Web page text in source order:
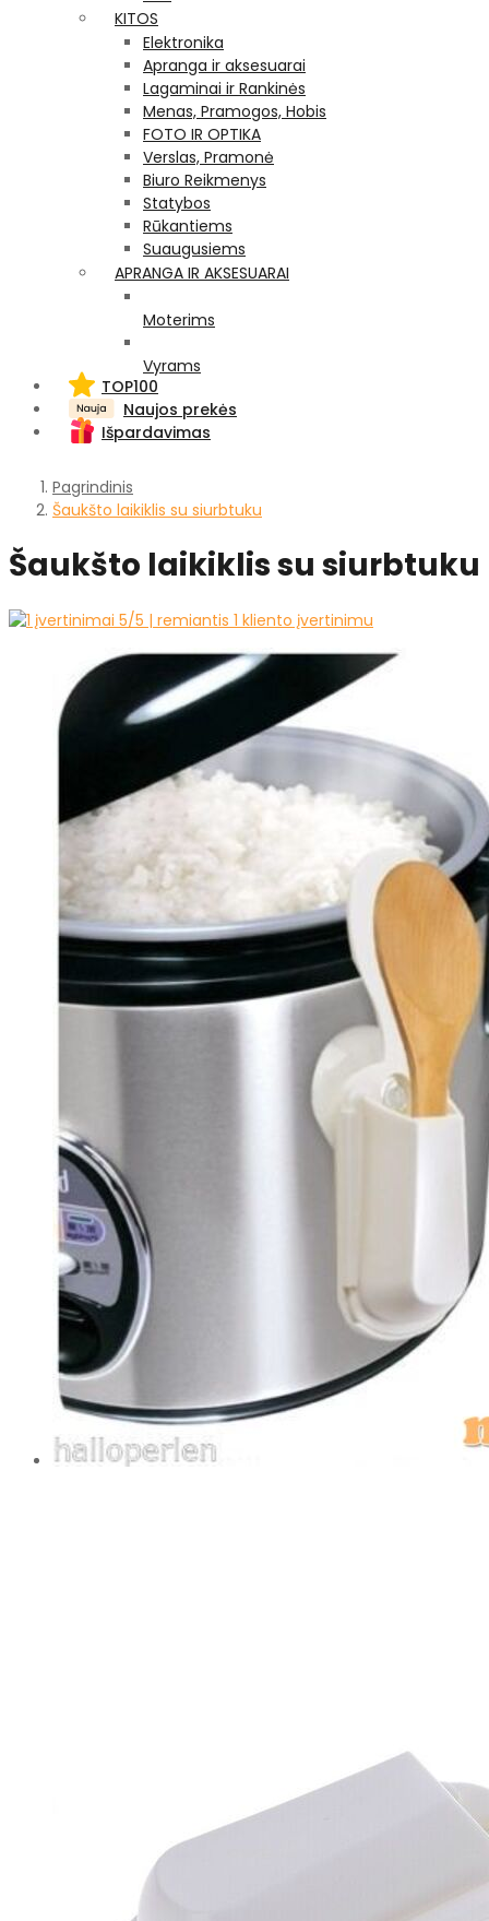
KITOS
Elektronika
Apranga ir aksesuarai
Lagaminai ir Rankinės
Menas, Pramogos, Hobis
FOTO IR OPTIKA
Verslas, Pramonė
Biuro Reikmenys
Statybos
Rūkantiems
Suaugusiems
APRANGA IR AKSESUARAI
Moterims
Vyrams
TOP100
Naujos prekės
Išpardavimas
Pagrindinis
Šaukšto laikiklis su siurbtuku
Šaukšto laikiklis su siurbtuku
5/5 | remiantis 1 kliento įvertinimu